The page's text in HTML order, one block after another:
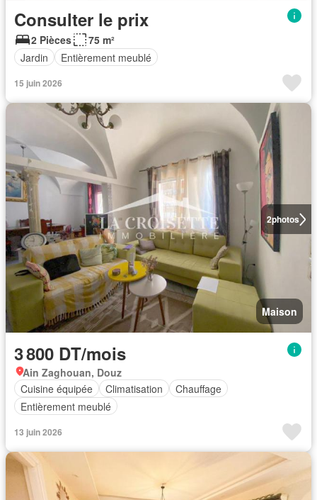
Consulter le prix
2 Pièces
75 m²
Jardin
Entièrement meublé
15 juin 2026
2photos
Maison
3 800 DT/mois
Ain Zaghouan, Douz
Cuisine équipée
Climatisation
Chauffage
Entièrement meublé
13 juin 2026